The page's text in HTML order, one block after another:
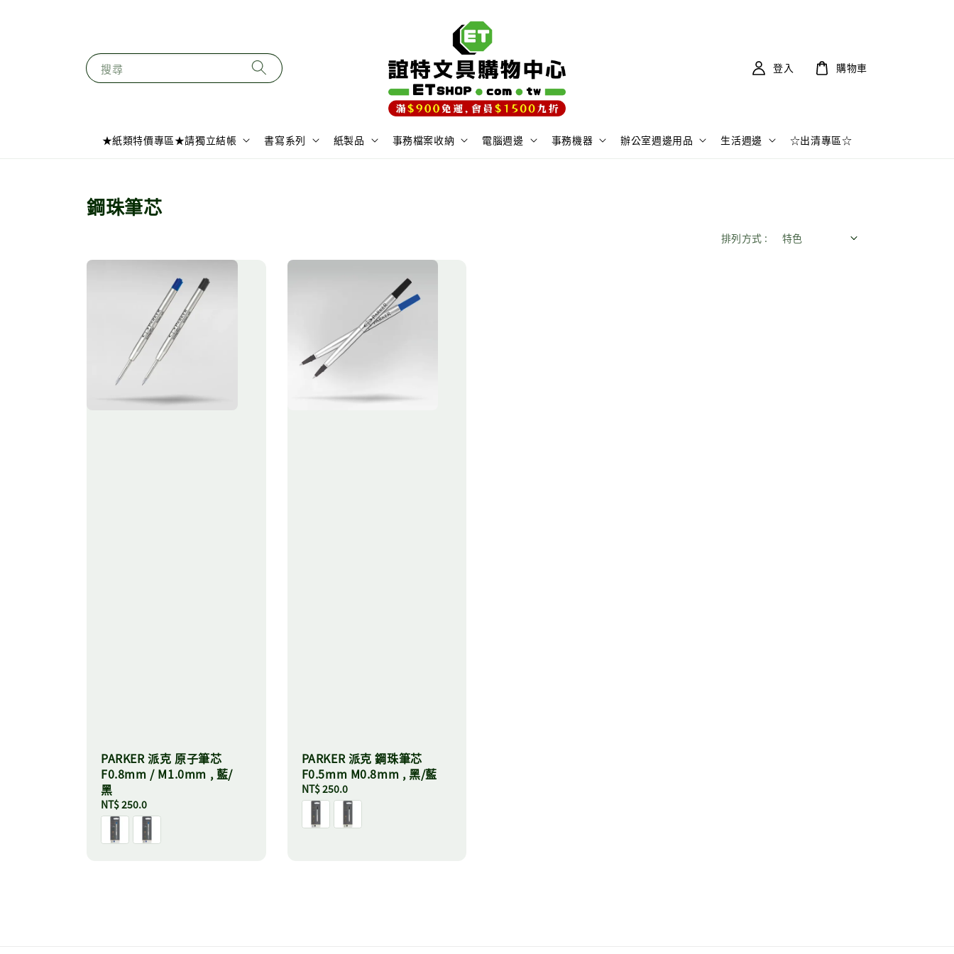
搜尋
★紙類特價專區★請獨立結帳 書寫系列 紙製品 事務檔案收納 電腦週邊 事務機器 辦公室週邊用品 生活週邊 ☆出清專區☆
登入 購物車
鋼珠筆芯
排列方式 :
PARKER 派克 原子筆芯
F0.8mm / M1.0mm , 藍/
黑
Regular
price
NT$ 250.0
PARKER 派克 鋼珠筆芯
F0.5mm M0.8mm , 黑/藍
Regular
price
NT$ 250.0